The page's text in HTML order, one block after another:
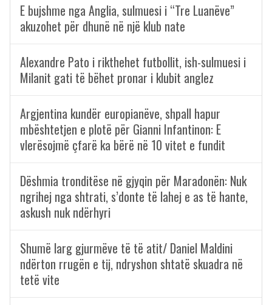
E bujshme nga Anglia, sulmuesi i “Tre Luanëve”
akuzohet për dhunë në një klub nate
Alexandre Pato i rikthehet futbollit, ish-sulmuesi i
Milanit gati të bëhet pronar i klubit anglez
Argjentina kundër europianëve, shpall hapur
mbështetjen e plotë për Gianni Infantinon: E
vlerësojmë çfarë ka bërë në 10 vitet e fundit
Dëshmia tronditëse në gjyqin për Maradonën: Nuk
ngrihej nga shtrati, s’donte të lahej e as të hante,
askush nuk ndërhyri
Shumë larg gjurmëve të të atit/ Daniel Maldini
ndërton rrugën e tij, ndryshon shtatë skuadra në
tetë vite